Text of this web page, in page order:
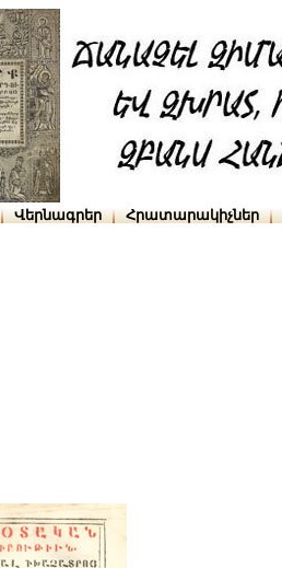
Վերնագրեր Հրատարակիչներ